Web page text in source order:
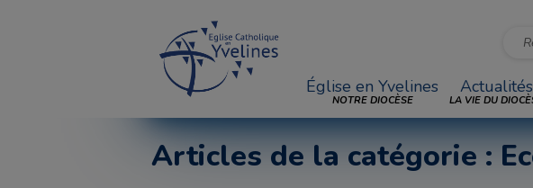
Église en Yvelines
NOTRE DIOCÈSE
Actualités
LA VIE DU
Articles de la catégorie :